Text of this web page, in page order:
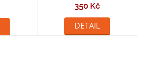
350 Kč
DETAIL